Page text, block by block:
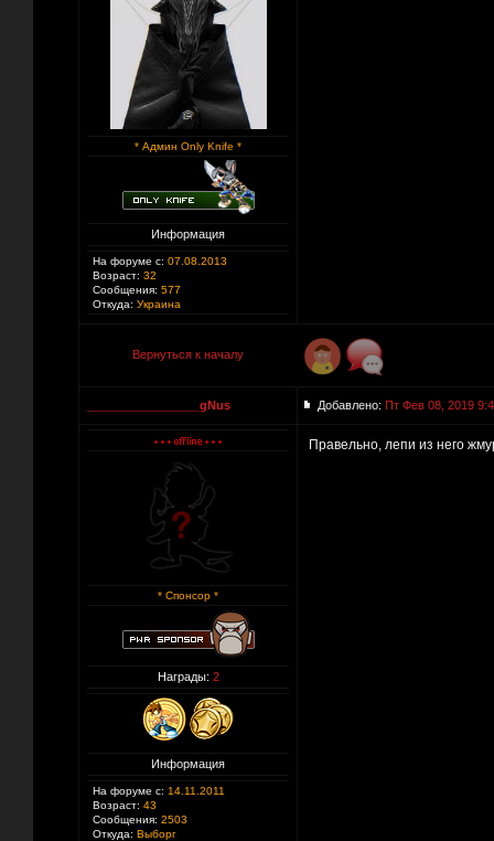
* Админ Only Knife *
Информация
На форуме с: 07.08.2013
Возраст: 32
Сообщения: 577
Откуда: Украина
Вернуться к началу
_________________gNus Добавлено: Пт Фев 08, 2019
* Спонсор *
Награды: 2
Информация
На форуме с: 14.11.2011
Возраст: 43
Сообщения: 2503
Откуда: Выборг
Правельно, лепи из него